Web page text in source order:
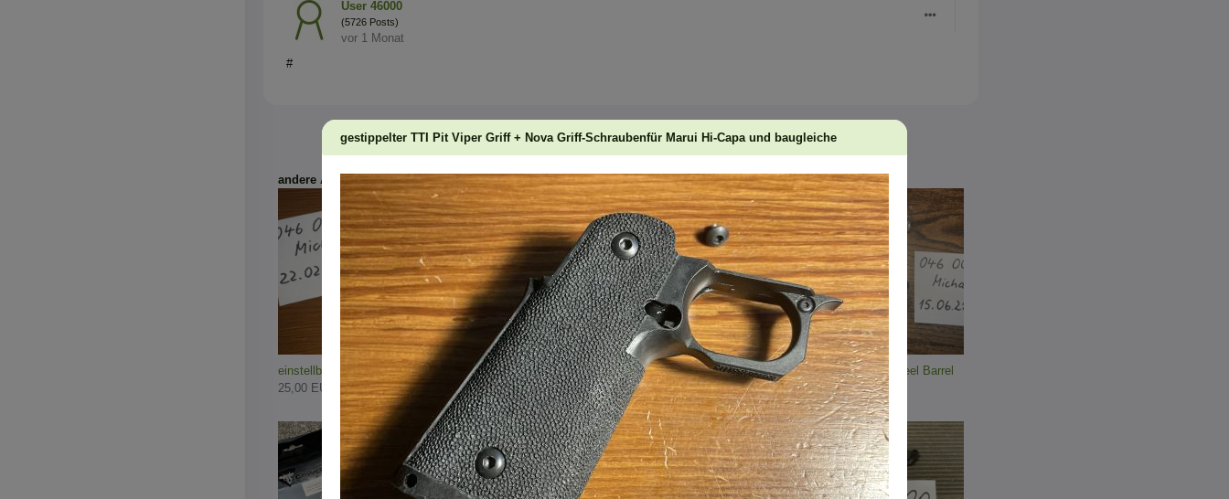
gestippelter TTI Pit Viper Griff + Nova Griff-Schraubenfür Marui Hi-Capa und baugleiche
User 46000
(5726 Posts)
vor 1 Monat
#
andere Artikel des Verkäufers:
einstellbarer TTI Pit Viper Tr...
25,00 EUR
STEEL Outer Barrel für die
EMG...
65,00 EUR
Steel checkering Main Spring
H...
50,00 EUR
Guarder Serie 70 Steel Barrel
...
28,00 EUR